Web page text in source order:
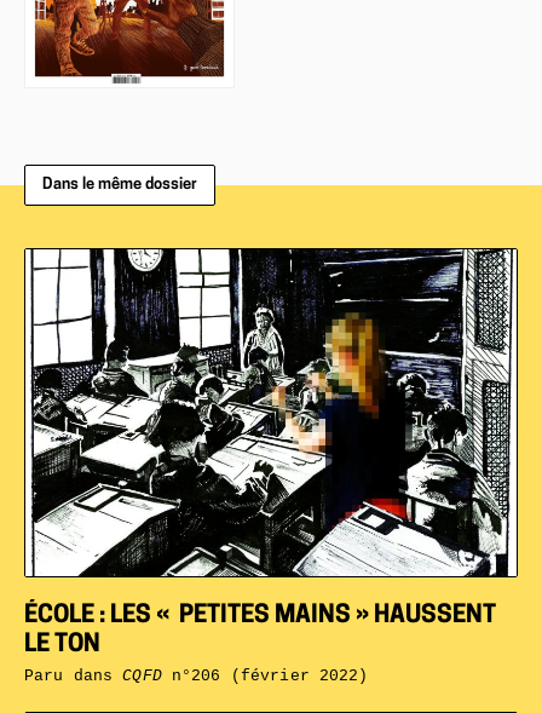
Dans le même dossier
ÉCOLE : LES « PETITES MAINS » HAUSSENT
LE TON
Paru dansCQFDn°206 (février 2022)